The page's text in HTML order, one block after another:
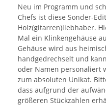
Neu im Programm und
Chefs ist diese Sonder-
Holz(gitarren)liebhaber.
Mal ein Klinkengehäuse
Gehäuse wird aus
handgedrechselt und
oder Namen personaliert
zum absoluten Unikat.
dass aufgrund der
größeren Stückzahlen